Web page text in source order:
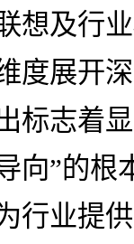
想及行
度展开
标志着
向”的根
行业提